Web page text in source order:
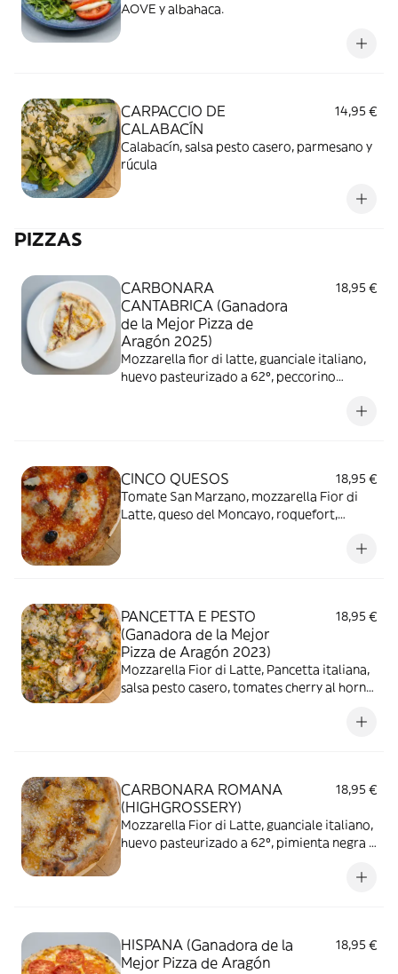
AOVE y albahaca.
CARPACCIO DE
CALABACÍN
14,95 €
Calabacín, salsa pesto casero, parmesano y
rúcula
PIZZAS
CARBONARA
CANTABRICA (Ganadora
de la Mejor Pizza de
Aragón 2025)
18,95 €
Mozzarella fior di latte, guanciale italiano,
huevo pasteurizado a 62º, peccorino
CINCO QUESOS
18,95 €
Tomate San Marzano, mozzarella Fior di
Latte, queso del Moncayo, roquefort,
PANCETTA E PESTO
(Ganadora de la Mejor
Pizza de Aragón 2023)
18,95 €
Mozzarella Fior di Latte, Pancetta italiana,
salsa pesto casero, tomates cherry al horno
CARBONARA ROMANA
(HIGHGROSSERY)
18,95 €
Mozzarella Fior di Latte, guanciale italiano,
huevo pasteurizado a 62º, pimienta negra y
HISPANA (Ganadora de la
Mejor Pizza de Aragón
18,95 €